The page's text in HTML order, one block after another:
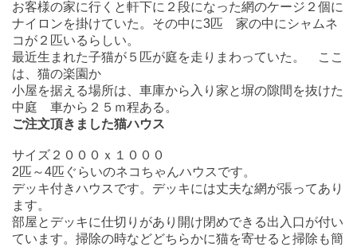
お客様の家に行くと軒下に２段になった網のケージ２個に
ナイロンを掛けていた。その中に3匹 家の中にシャムネ
コが２匹いるらしい。
最近生まれた子猫が５匹が庭を走りまわっていた。 ここ
は、猫の楽園か
小屋を据える場所は、車庫から入り家と塀の隙間を抜けた
中庭 車から２５ｍ程ある。
ご注文頂きました猫ハウス
サイズ２０００ｘ１０００
2匹～4匹ぐらいのネコちゃんハウスです。
デッキ付きハウスです。デッキには丈夫な網が張ってあり
ます。
部屋とデッキに仕切りがあり開け閉めできる出入口が付い
ています。掃除の時などどちらかに猫を寄せると掃除も簡